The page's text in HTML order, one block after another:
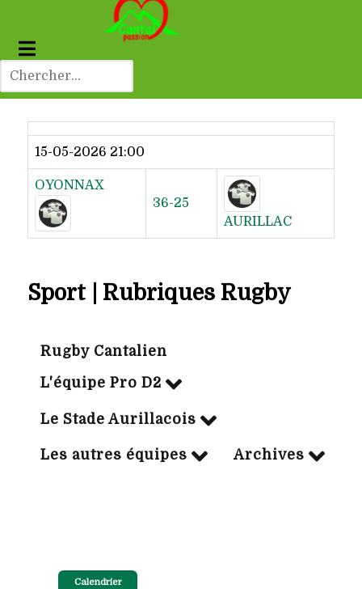
Dernier résultat
15-05-2026 21:00
OYONNAX
36-25
AURILLAC
Sport | Rubriques Rugby
Rugby Cantalien
L'équipe Pro D2
Le Stade Aurillacois
Les autres équipes Archives
Calendrier